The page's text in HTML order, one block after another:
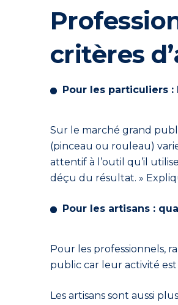
critères
Pour les particuliers
Sur le marché grand
(pinceau ou rouleau)
attentif à l’outil qu’il
déçu du résultat. »
Pour les artisans :
Pour les professionnels,
public car leur activité est
Les artisans sont aussi